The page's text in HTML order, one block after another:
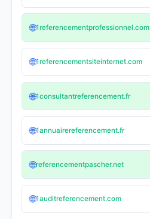
🌐1referencementprofessionnel.com
🌐1referencementsiteinternet.com
🌐1consultantreferencement.fr
🌐1annuairereferencement.fr
🌐referencementpascher.net
🌐1auditreferencement.com